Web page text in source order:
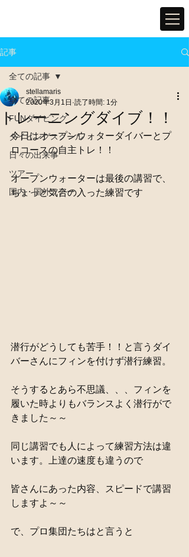
記事
全ての記事
FUNダイビング
ダイビングスクール
日々の出来事
ツアー
国内・国外ツアー
全ての記事
トレーニングダイブ！！
stellamaris
2020年3月1日 読了時間: 1分
今日はオープンウォターダイバーとプ
ロコースの自主トレ！！
オープンウォーターは最後の講習で、
ちょっと気合の入った練習です
潜行がどうしても苦手！！と言うダイ
バーさんにフィンを付けず潜行練習。
そうするとあら不思議、、、フィンを
履いた時よりもバランスよく潜行がで
きました～～
同じ講習でも人によって練習方法は違
います。上達の速度も違うので
皆さんにあった内容、スピードで講習
しますよ～～
で、プロ集団たちはと言うと